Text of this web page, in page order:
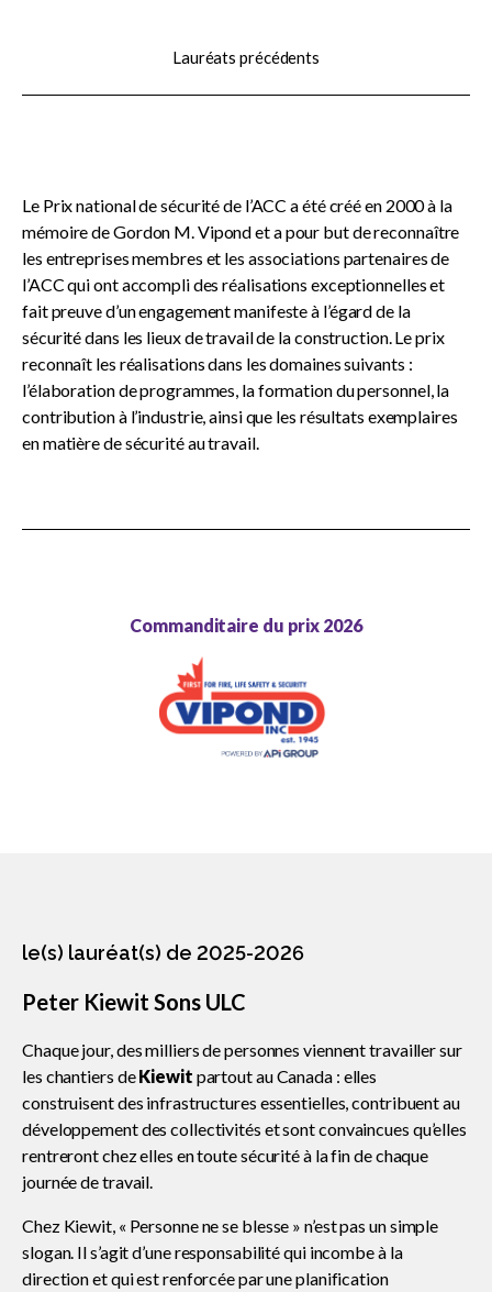
Documents du CCDC
Webinaires sur les documents du
CCDC
Documents normalisés de l’ACC
Publications générales de l’ACC
menu
Rencontrez les lauréats de 2025-26
Prix du Sceau d’or de l’ACC
Prix d’excellence de la main-d’œuvre de
l’ACC
Prix du jeune leader de l’ACC
Prix du leader élite
Programme de mentorat
CONtact
menu
Portail R&D en construction
Lauréats précédents
Le Prix national de sécurité de l’ACC a été créé en 2000 à la
mémoire de Gordon M. Vipond et a pour but de reconnaître
les entreprises membres et les associations partenaires de
l’ACC qui ont accompli des réalisations exceptionnelles et
fait preuve d’un engagement manifeste à l’égard de la
sécurité dans les lieux de travail de la construction. Le prix
reconnaît les réalisations dans les domaines suivants :
l’élaboration de programmes, la formation du personnel, la
contribution à l’industrie, ainsi que les résultats exemplaires
en matière de sécurité au travail.
Commanditaire du prix 2026
le(s) lauréat(s) de 2025-2026
Peter Kiewit Sons ULC
Chaque jour, des milliers de personnes viennent travailler sur
les chantiers deKiewit partout au Canada : elles
construisent des infrastructures essentielles, contribuent au
développement des collectivités et sont convaincues qu’elles
rentreront chez elles en toute sécurité à la fin de chaque
journée de travail.
Chez Kiewit, « Personne ne se blesse » n’est pas un simple
slogan. Il s’agit d’une responsabilité qui incombe à la
direction et qui est renforcée par une planification